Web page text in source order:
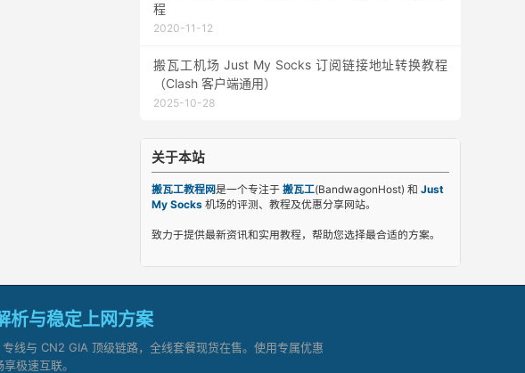
程
2020-11-12
搬瓦工机场 Just My Socks 订阅链接地址转换教程
（Clash 客户端通用）
2025-10-28
关于本站
搬瓦工教程网是一个专注于 搬瓦工(BandwagonHost) 和 Just
My Socks 机场的评测、教程及优惠分享网站。
致力于提供最新资讯和实用教程，帮助您选择最合适的方案。
与稳定上网方案
线与 CN2 GIA 顶级链路，全线套餐现货在售。使用专属优惠
极速互联。